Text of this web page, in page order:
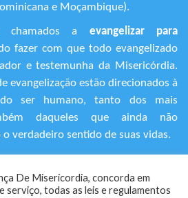
e Moçambique).
chamados a evangelizar para
fazer com que todo evangelizado
e testemunha da Misericórdia.
evangelização estão direcionados à
do ser humano, tanto dos mais
daqueles que ainda não
verdadeiro sentido de suas vidas.
Bela Vista
De Misericordia, concorda em
serviço, todas as leis e regulamentos